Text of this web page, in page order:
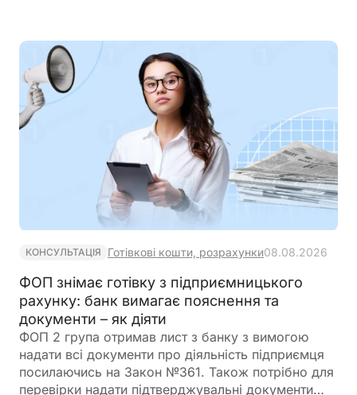
КОНСУЛЬТАЦІЯ Готівкові кошти, розрахунки08.08.2026
ФОП знімає готівку з підприємницького
рахунку: банк вимагає пояснення та
документи – як діяти
ФОП 2 група отримав лист з банку з вимогою
надати всі документи про діяльність підприємця
посилаючись на Закон №361. Також потрібно для
перевірки надати підтверджувальні документи